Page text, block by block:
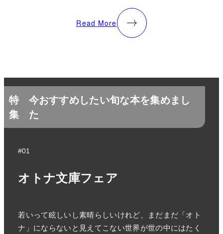
Read More
特
集
今おすすめしたい旬な本を集めまし
た
#01
オトナ文庫フェア
若いって眩しいし素晴らしいけれど、まだまだ「オト
ナ」にならないと見えてこない世界が世の中にはたく